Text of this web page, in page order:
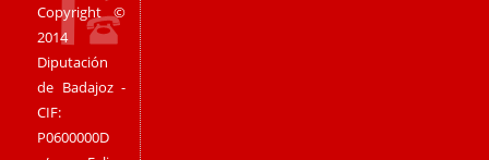
Copyright ©
2014
Diputación
de Badajoz -
CIF:
P0600000D